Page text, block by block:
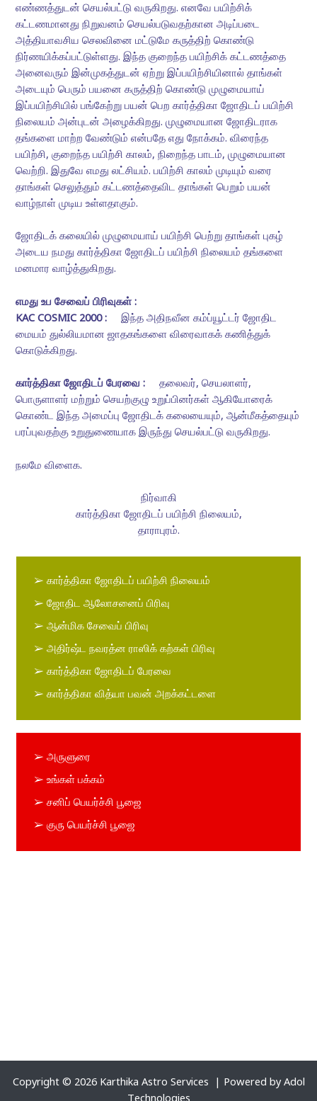
➢ கார்த்திகா ஜோதிடப் பயிற்சி நிலையம்
➢ ஜோதிட ஆலோசனைப் பிரிவு
➢ ஆன்மிக சேவைப் பிரிவு
➢ அதிர்ஷ்ட நவரத்ன ராஸிக் கற்கள் பிரிவு
➢ கார்த்திகா ஜோதிடப் பேரவை
➢ கார்த்திகா வித்யா பவன் அறக்கட்டளை
➢ அருளுரை
➢ உங்கள் பக்கம்
➢ சனிப் பெயர்ச்சி பூஜை
➢ குரு பெயர்ச்சி பூஜை
எண்ணத்துடன் செயல்பட்டு வருகிறது. எனவே பயிற்சிக்
கட்டணமானது நிறுவனம் செயல்படுவதற்கான அடிப்படை
அத்தியாவசிய செலவினை மட்டுமே கருத்திற் கொண்டு
நிர்ணயிக்கப்பட்டுள்ளது. இந்த குறைந்த பயிற்சிக் கட்டணத்தை
அனைவரும் இன்முகத்துடன் ஏற்று இப்பயிற்சியினால் தாங்கள்
அடையும் பெரும் பயனை கருத்திற் கொண்டு முழுமையாய்
இப்பயிற்சியில் பங்கேற்று பயன் பெற கார்த்திகா ஜோதிடப் பயிற்சி
நிலையம் அன்புடன் அழைக்கிறது. முழுமையான ஜோதிடராக
தங்களை மாற்ற வேண்டும் என்பதே எது நோக்கம். விரைந்த
பயிற்சி, குறைந்த பயிற்சி காலம், நிறைந்த பாடம், முழுமையான
வெற்றி. இதுவே எமது லட்சியம். பயிற்சி காலம் முடியும் வரை
தாங்கள் செலுத்தும் கட்டணத்தைவிட தாங்கள் பெறும் பயன்
வாழ்நாள் முடிய உள்ளதாகும்.
ஜோதிடக் கலையில் முழுமையாய் பயிற்சி பெற்று தாங்கள் புகழ்
அடைய நமது கார்த்திகா ஜோதிடப் பயிற்சி நிலையம் தங்களை
மனமார வாழ்த்துகிறது.
எமது உப சேவைப் பிரிவுகள் :
KAC COSMIC 2000 : இந்த அதிநவீன கம்ப்யூட்டர் ஜோதிட
மையம் துல்லியமான ஜாதகங்களை விரைவாகக் கணித்துக்
கொடுக்கிறது.
கார்த்திகா ஜோதிடப் பேரவை : தலைவர், செயலாளர்,
பொருளாளர் மற்றும் செயற்குழு உறுப்பினர்கள் ஆகியோரைக்
கொண்ட இந்த அமைப்பு ஜோதிடக் கலையையும், ஆன்மீகத்தையும்
பரப்புவதற்கு உறுதுணையாக இருந்து செயல்பட்டு வருகிறது.
நலமே விளைக.
நிர்வாகி
கார்த்திகா ஜோதிடப் பயிற்சி நிலையம்,
தாராபுரம்.
Copyright © 2026 Karthika Astro Services | Powered byAdol